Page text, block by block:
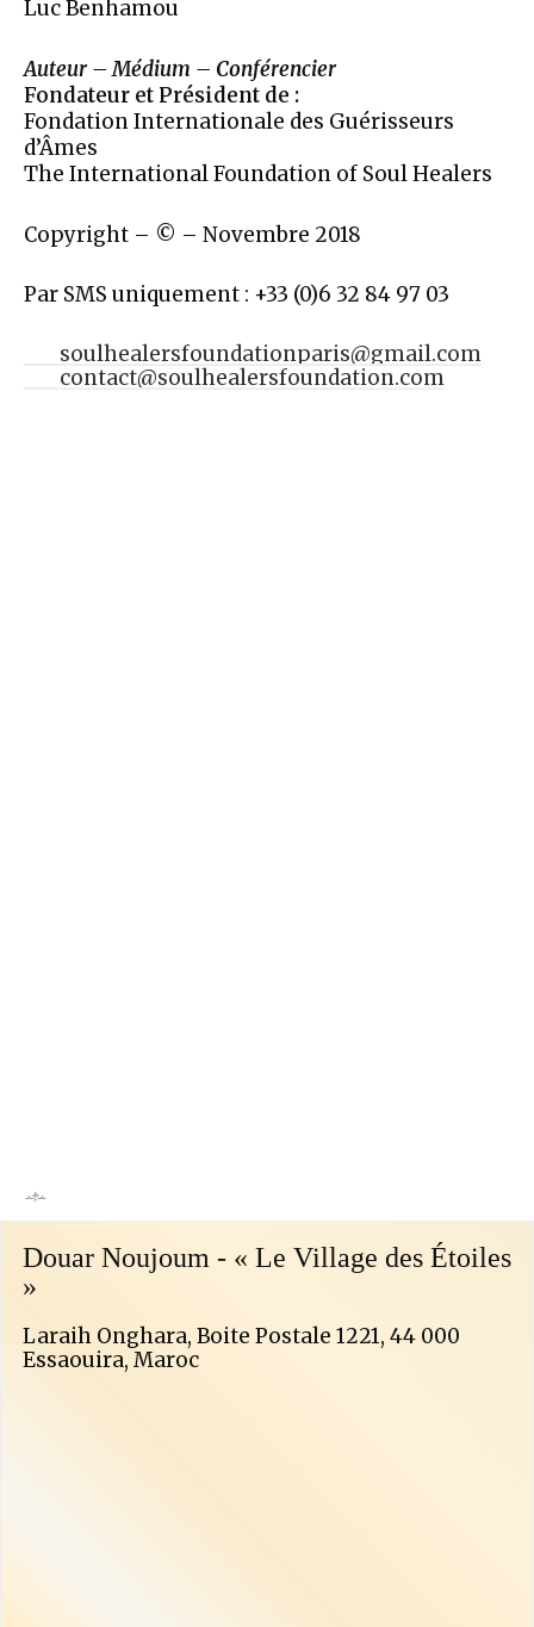
Luc Benhamou
Auteur – Médium – Conférencier
Fondateur et Président de :
Fondation Internationale des Guérisseurs
d’Âmes
The International Foundation of Soul Healers
Copyright – © – Novembre 2018
Par SMS uniquement : +33 (0)6 32 84 97 03
soulhealersfoundationparis@gmail.com
contact@soulhealersfoundation.com
Douar Noujoum - « Le Village des Étoiles
»
Laraih Onghara, Boite Postale 1221, 44 000
Essaouira, Maroc